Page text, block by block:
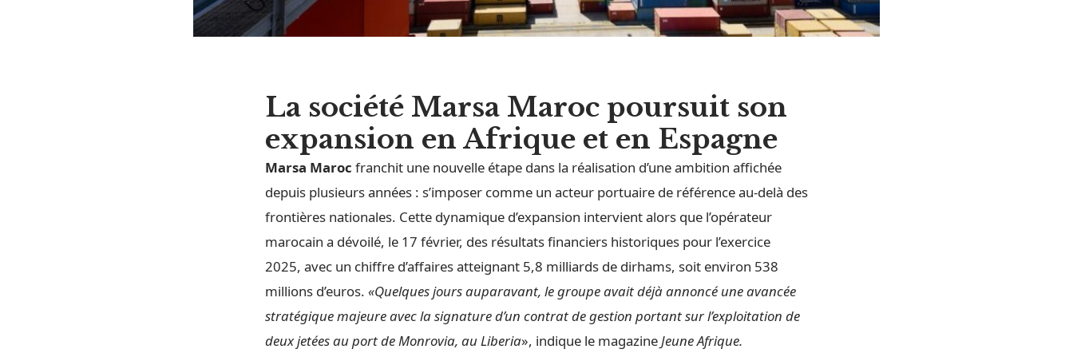
La société Marsa Maroc poursuit son
expansion en Afrique et en Espagne
Marsa Maroc franchit une nouvelle étape dans la réalisation d’une ambition affichée
depuis plusieurs années : s’imposer comme un acteur portuaire de référence au-delà des
frontières nationales. Cette dynamique d’expansion intervient alors que l’opérateur
marocain a dévoilé, le 17 février, des résultats financiers historiques pour l’exercice
2025, avec un chiffre d’affaires atteignant 5,8 milliards de dirhams, soit environ 538
millions d’euros. «Quelques jours auparavant, le groupe avait déjà annoncé une avancée
stratégique majeure avec la signature d’un contrat de gestion portant sur l’exploitation de
deux jetées au port de Monrovia, au Liberia», indique le magazineJeune Afrique.